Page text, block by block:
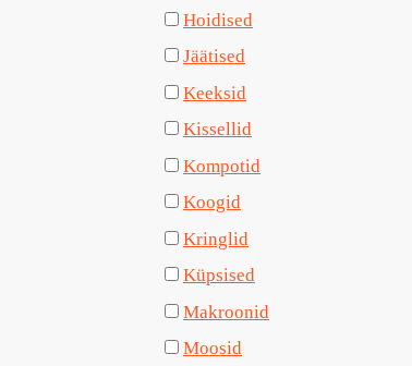
Hoidised
Jäätised
Keeksid
Kissellid
Kompotid
Koogid
Kringlid
Küpsised
Makroonid
Moosid